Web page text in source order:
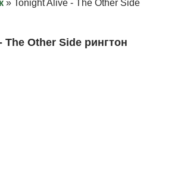
» Tonight Alive - The Other Side
The Other Side рингтон